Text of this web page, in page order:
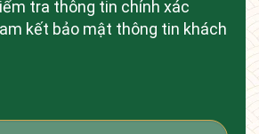
tra thông tin chính xác
kết bảo mật thông tin khách